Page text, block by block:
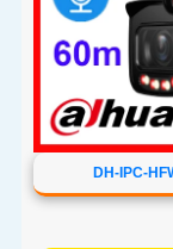
DH-IPC-